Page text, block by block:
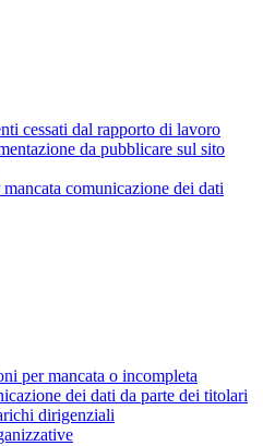
cessati dal rapporto di lavoro
da pubblicare sul sito
comunicazione dei dati
per mancata o incompleta
dei dati da parte dei titolari
dirigenziali